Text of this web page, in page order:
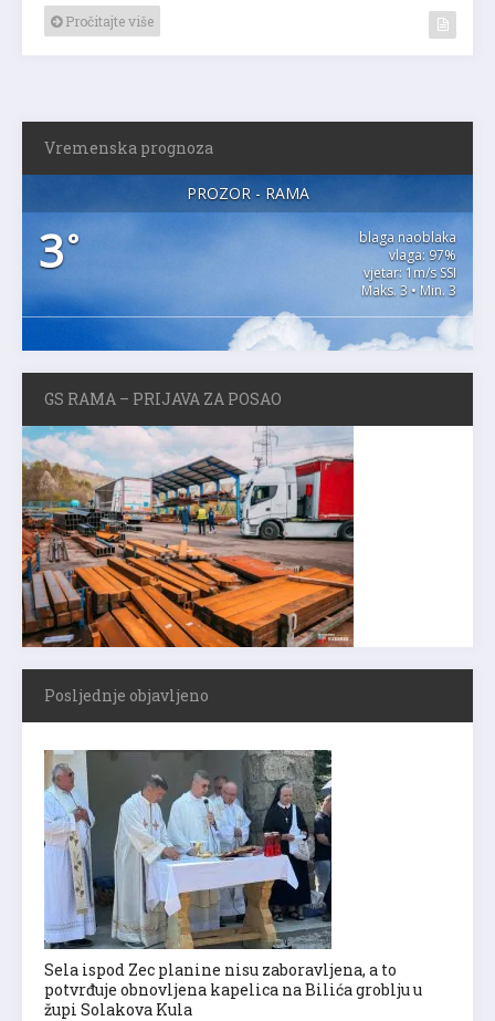
Pročitajte više
Vremenska prognoza
PROZOR - RAMA
3°
blaga naoblaka
vlaga: 97%
vjetar: 1m/s SSI
Maks. 3 • Min. 3
GS RAMA – PRIJAVA ZA POSAO
Posljednje objavljeno
Sela ispod Zec planine nisu zaboravljena, a to
potvrđuje obnovljena kapelica na Bilića groblju u
župi Solakova Kula